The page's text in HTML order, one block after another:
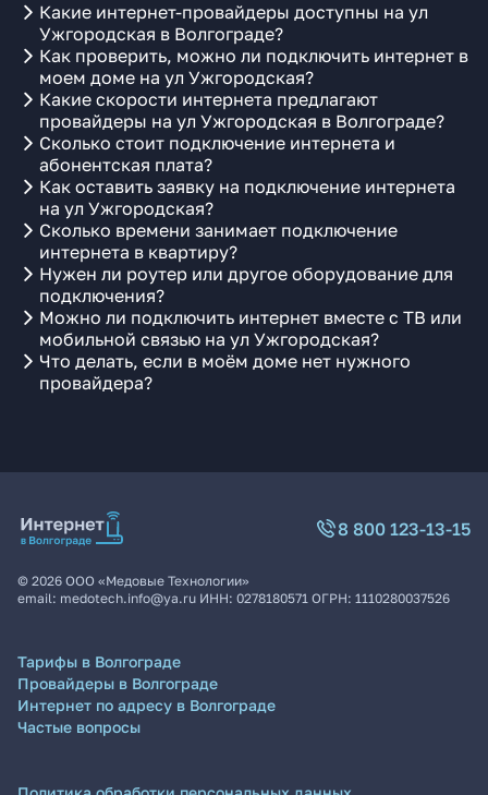
Какие интернет-провайдеры доступны на ул
Ужгородская в Волгограде?
Как проверить, можно ли подключить интернет в
моем доме на ул Ужгородская?
Какие скорости интернета предлагают
провайдеры на ул Ужгородская в Волгограде?
Сколько стоит подключение интернета и
абонентская плата?
Как оставить заявку на подключение интернета
на ул Ужгородская?
Сколько времени занимает подключение
интернета в квартиру?
Нужен ли роутер или другое оборудование для
подключения?
Можно ли подключить интернет вместе с ТВ или
мобильной связью на ул Ужгородская?
Что делать, если в моём доме нет нужного
провайдера?
8 800 123-13-15
© 2026 ООО «Медовые Технологии»
email: medotech.info@ya.ru ИНН: 0278180571 ОГРН: 1110280037526
Тарифы в Волгограде
Провайдеры в Волгограде
Интернет по адресу в Волгограде
Частые вопросы